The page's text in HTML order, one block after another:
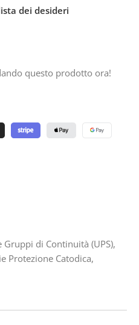
dei desideri
questo prodotto ora!
Gruppi di Continuità (UPS),
Protezione Catodica,